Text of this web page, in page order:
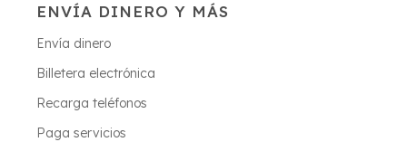
ENVÍA DINERO Y MÁS
Envía dinero
Billetera electrónica
Recarga teléfonos
Paga servicios